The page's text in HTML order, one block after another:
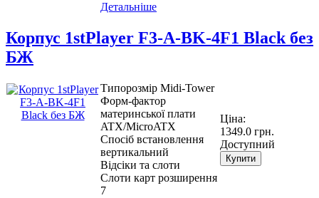
Детальніше
Корпус 1stPlayer F3-A-BK-4F1 Black без
БЖ
Типорозмір Midi-Tower
Форм-фактор
материнської плати
ATX/MicroATX
Спосіб встановлення
вертикальний
Відсіки та слоти
Слоти карт розширення
7
Ціна:
1349.0 грн.
Доступний
Купити